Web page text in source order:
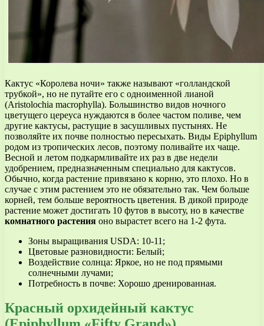
Кактус «Королева ночи» также называют «голландской
трубкой», но не путайте его с одноименной лианой
(Aristolochia macrophylla). Большинство видов ночного
цветущего цереуса нуждаются в более частом поливе, чем
другие кактусы, растущие в засушливых пустынях. Не
позволяйте их почве полностью пересыхать. Виды Epiphyllum
родом из тропических лесов, поэтому поливайте их чаще.
Весной и летом подкармливайте их раз в две недели
удобрением, предназначенным специально для кактусов.
Обычно, когда растение привязано к корню, это плохо. Но в
случае с этим растением это не обязательно так. Чем больше
корней, тем больше вероятность цветения. В дикой природе
растение может достигать 10 футов в высоту, но в качестве
комнатного растения оно вырастет всего на 1-2 фута.
Зоны выращивания USDA: 10-11;
Цветовые разновидности: Белый;
Воздействие солнца: Яркое, но не под прямыми
солнечными лучами;
Потребность в почве: Хорошо дренированная.
Красный орхидейный кактус